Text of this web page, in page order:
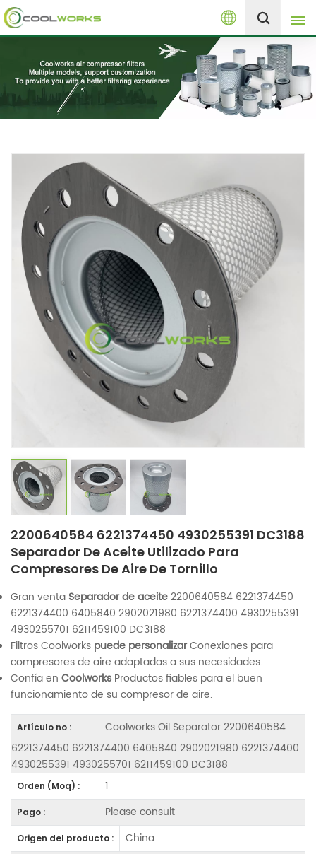
Español
English
español
العربية
Melayu
+8613525046291
2200640584 6221374450 4930255391 DC3188
Separador De Aceite Utilizado Para
Compresores De Aire De Tornillo
Gran venta Separador de aceite2200640584 6221374450
6221374400 6405840 2902021980 6221374400 4930255391
4930255701 6211459100 DC3188
Filtros Coolworks puede personalizarConexiones para
compresores de aire adaptadas a sus necesidades.
Confía en Coolworks Productos fiables para el buen
funcionamiento de su compresor de aire.
Artículo no :
Coolworks Oil Separator 2200640584
6221374450 6221374400 6405840 2902021980 6221374400
4930255391 4930255701 6211459100 DC3188
Orden (Moq) : 1
Pago : Please consult
Origen del producto : China